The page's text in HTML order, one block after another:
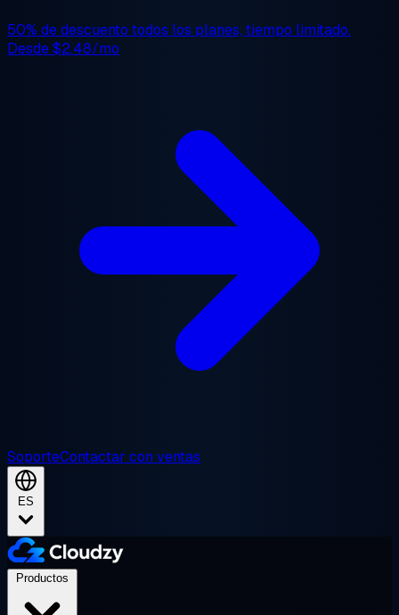
50% de descuento todos los planes, tiempo limitado.
Desde$2.48/mo
SoporteContactar con ventas
ES